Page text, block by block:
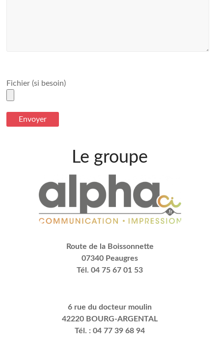
Fichier (si besoin)
Le groupe
Route de la Boissonnette
07340 Peaugres
Tél. 04 75 67 01 53
6 rue du docteur moulin
42220 BOURG-ARGENTAL
Tél. : 04 77 39 68 94